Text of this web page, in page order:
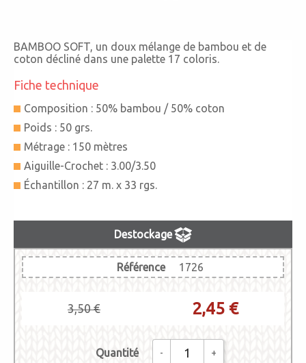
BAMBOO SOFT, un doux mélange de bambou et de
coton décliné dans une palette 17 coloris.
Fiche technique
Composition : 50% bambou / 50% coton
Poids : 50 grs.
Métrage : 150 mètres
Aiguille-Crochet : 3.00/3.50
Échantillon : 27 m. x 33 rgs.
Destockage
Référence 1726
3,50 € 2,45 €
Quantité - +